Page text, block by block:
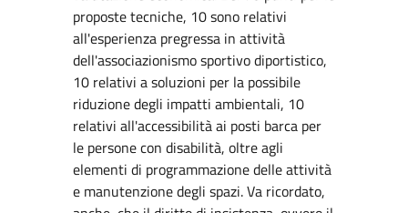
proposte tecniche, 10 sono relativi
all'esperienza pregressa in attività
dell'associazionismo sportivo diportistico,
10 relativi a soluzioni per la possibile
riduzione degli impatti ambientali, 10
relativi all'accessibilità ai posti barca per
le persone con disabilità, oltre agli
elementi di programmazione delle attività
e manutenzione degli spazi. Va ricordato,